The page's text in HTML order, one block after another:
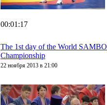
00:01:17
The 1st day of the World SAMBO
Championship
22 ноября 2013 в 21:00